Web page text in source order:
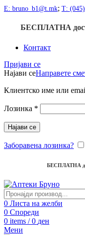
Е: bruno_b1@t.mk; Т:
БЕСПЛАТНА
Контакт
Пријави се
Најави сеНаправете
Клиентско име или
Лозинка *
Најави се
Заборавена лозинка?
БЕСПЛАТНА
0 Листа на желби
0 Спореди
0 items / 0 ден
Мени